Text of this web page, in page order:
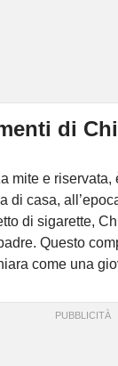
di
mite e
di casa,
di sigarette,
Questo
come una